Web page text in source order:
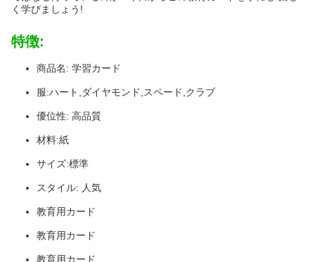
く学びましょう!
特徴:
商品名: 学習カード
服:ハート,ダイヤモンド,スペード,クラブ
優位性: 高品質
材料:紙
サイズ:標準
スタイル: 人気
教育用カード
教育用カード
教育用カード